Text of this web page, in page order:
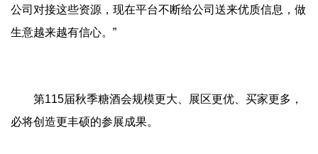
公司对接这些资源，现在平台不断给公司送来优质信息，做
生意越来越有信心。”
第115届秋季糖酒会规模更大、展区更优、买家更多，
必将创造更丰硕的参展成果。